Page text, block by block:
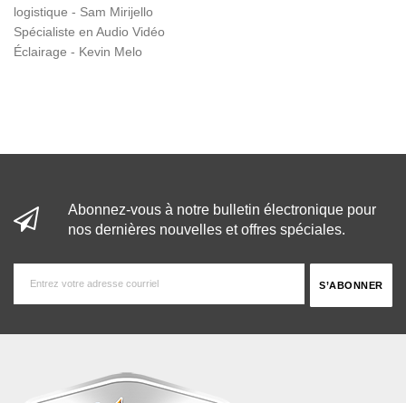
logistique - Sam Mirijello
Spécialiste en Audio Vidéo
Éclairage - Kevin Melo
Abonnez-vous à notre bulletin électronique pour
nos dernières nouvelles et offres spéciales.